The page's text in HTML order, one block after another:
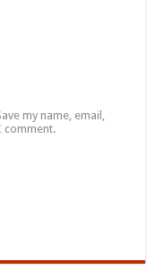
my name, email,
comment.